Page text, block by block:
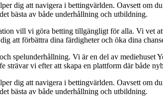
dig att navigera i bettingvärlden. Oavsett om
bästa av både underhållning och utbildning.
vill vi göra betting tillgängligt för alla. Vi vet
att förbättra dina färdigheter och öka dina
spelunderhållning. Vi är en del av mediehuset
strävar vi efter att skapa en plattform där både
dig att navigera i bettingvärlden. Oavsett om
bästa av både underhållning och utbildning.